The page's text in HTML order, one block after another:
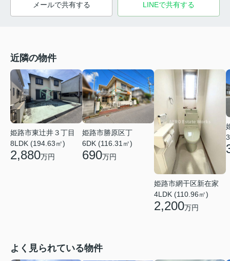
メールで共有する LINEで共有する
近隣の物件
姫路市東辻井３丁目
8LDK (194.63㎡)
2,880万円
姫路市勝原区丁
6DK (116.31㎡)
690万円
姫路市網干区新在家
4LDK (110.96㎡)
2,200万円
よく見られている物件